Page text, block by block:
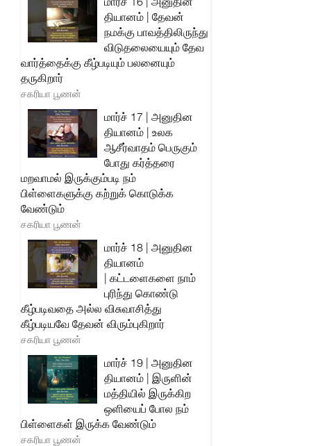
தியானம் | தேவன்
நமக்கு பாவத்திலிருந்து
விடுதலையையும் தேவ
வார்த்தைக்கு கீழ்படியும் பலனையும்
தருகிறார்
சகரியா பூணன்
மார்ச் 17 | அனுதின
தியானம் | உலக
ஆசீர்வாதம் பெருகும்
போது கர்த்தரை
மறவாமல் இருக்கும்படி நம்
பிள்ளைகளுக்கு கற்றுக் கொடுக்க
வேண்டும்
சகரியா பூணன்
மார்ச் 18 | அனுதின
தியானம்
| கட்டளைகளை நாம்
புரிந்து கொண்டு
கீழ்படிவதை அல்ல விசுவாசித்து
கீழ்படியவே தேவன் விரும்புகிறார்
சகரியா பூணன்
மார்ச் 19 | அனுதின
தியானம் | இருளின்
மத்தியில் இருக்கிற
ஒளியைப் போல நம்
பிள்ளைகள் இருக்க வேண்டும்
சகரியா பூணன்